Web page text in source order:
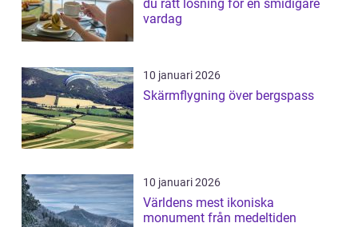
du rätt lösning för en smidigare
vardag
10 januari 2026
Skärmflygning över bergspass
10 januari 2026
Världens mest ikoniska
monument från medeltiden